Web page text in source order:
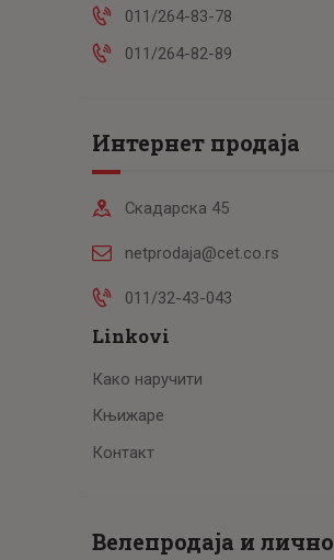
011/264-83-78
011/264-82-89
Интернет продаја
Скадарска 45
netprodaja@cet.co.rs
011/32-43-043
Linkovi
Како наручити
Књижаре
Контакт
Велепродаја и лично